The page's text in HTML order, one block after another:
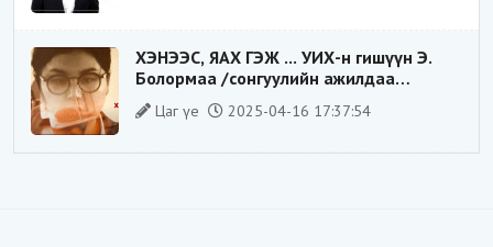
ХЭНЭЭС, ЯАХ ГЭЖ ... УИХ-н гишүүн Э.
Болормаа /сонгуулийн ажилдаа
гадаадын компаниас хандив авсан уу/
Цаг үе 2025-04-16 17:37:54